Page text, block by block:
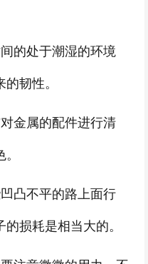
的处于潮湿的环境
韧性。
金属的配件进行清
凸不平的路上面行
损耗是相当大的。